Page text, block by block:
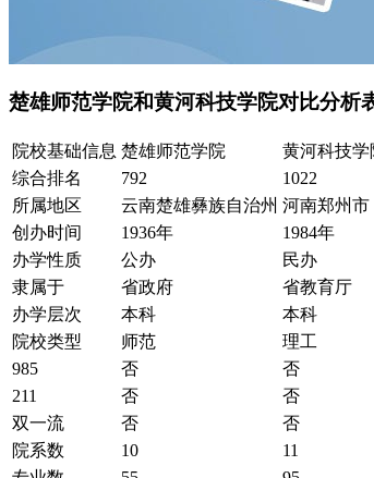
楚雄师范学院和黄河科技学院对比分析
院校基础信息 楚雄师范学院
黄河科技学
综合排名
792
1022
所属地区
云南楚雄彝族自治州 河南郑州市
创办时间
1936年
1984年
办学性质
公办
民办
隶属于
省政府
省教育厅
办学层次
本科
本科
院校类型
师范
理工
985
否
否
211
否
否
双一流
否
否
院系数
10
11